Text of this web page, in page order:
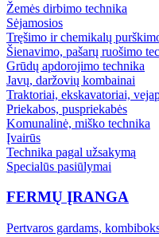
Žemės dirbimo technika
Sėjamosios
Tręšimo ir chemikalų
Šienavimo, pašarų ruošimo
Grūdų apdorojimo technika
Javų, daržovių kombainai
Traktoriai, ekskavatoriai,
Priekabos, puspriekabės
Komunalinė, miško technika
Įvairūs
Technika pagal užsakymą
Specialūs pasiūlymai
FERMŲ ĮRANGA
Pertvaros gardams,